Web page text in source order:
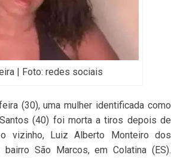
| Foto: redes sociais
(30), uma mulher identificada como
(40) foi morta a tiros depois de
vizinho, Luiz Alberto Monteiro dos
São Marcos, em Colatina (ES).